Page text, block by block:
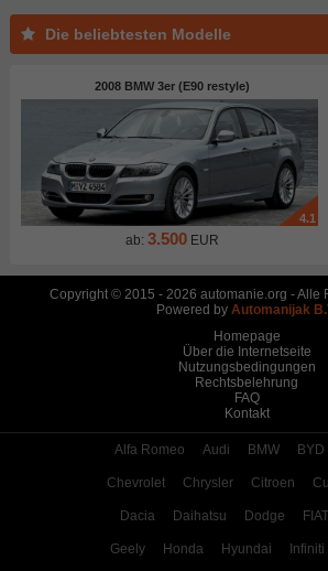
Die beliebtesten Modelle
2008 BMW 3er (E90 restyle)
4.1
ab: 3.500 EUR
Copyright © 2015 - 2026 automanie.org - Alle
Powered by Automanijak
Homepage
Über die Internetseite
Nutzungsbedingungen
Rechtsbelehrung
FAQ
Kontakt
Alfa Romeo Audi BMW BYD
Chevrolet Chrysler Citroen
Dacia Daihatsu Dodge FIAT
Geely Honda Hyundai Infiniti